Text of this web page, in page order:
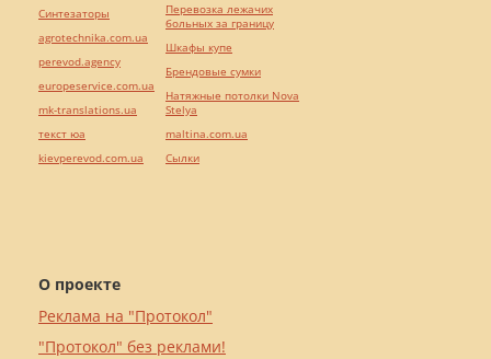
О проекте
Реклама на "Протокол"
"Протокол" без реклами!
Синтезаторы
agrotechnika.com.ua
perevod.agency
europeservice.com.ua
mk-translations.ua
текст юа
kievperevod.com.ua
Перевозка лежачих
больных за границу
Шкафы купе
Брендовые сумки
Натяжные потолки Nova
Stelya
maltina.com.ua
Cылки